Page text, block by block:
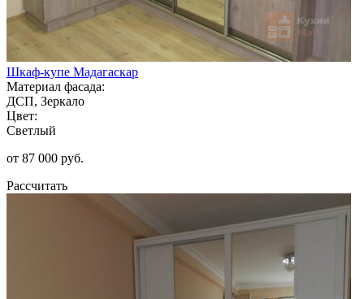
Шкаф-купе Мадагаскар
Материал фасада:
ДСП, Зеркало
Цвет:
Светлый
от 87 000 руб.
Рассчитать